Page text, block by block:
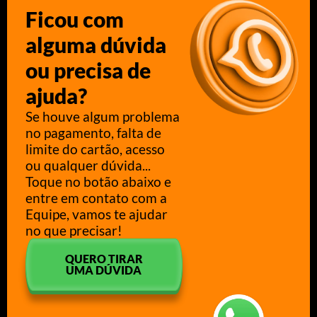
Ficou com
alguma dúvida
ou precisa de
ajuda?
Se houve algum problema
no pagamento, falta de
limite do cartão, acesso
ou qualquer dúvida...
Toque no botão abaixo e
entre em contato com a
Equipe, vamos te ajudar
no que precisar!
QUERO TIRAR
UMA DÚVIDA